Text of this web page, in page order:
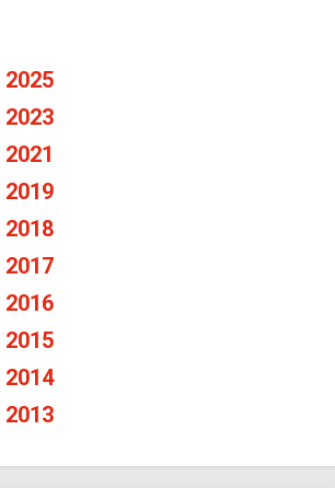
2025
2023
2019
2018
2017
2016
2015
2014
2013